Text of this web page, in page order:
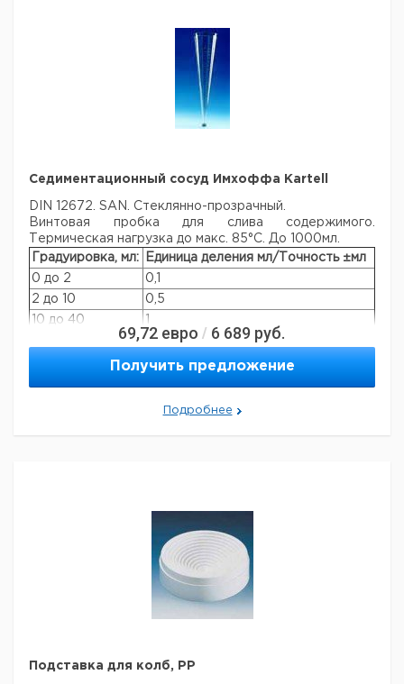
Седиментационный сосуд Имхоффа Kartell
DIN 12672. SAN. Стеклянно-прозрачный.
Винтовая пробка для слива содержимого.
Термическая нагрузка до макс. 85°C. До 1000мл.
Градуировка, мл:
Единица деления мл/Точность ±мл
0 до 2
0,1
2 до 10
0,5
10 до 40
1
2
50
69,72 евро / 6 689 руб.
Получить предложение
Подробнее
Подставка для колб, РР